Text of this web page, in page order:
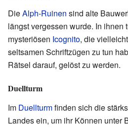
DieAlph-Ruinen sind alte
längst vergessen wurde. In ihnen
mysteriösen Icognito, die
seltsamen Schriftzügen zu tun
Rätsel darauf, gelöst zu werden.
Duellturm
Im Duellturmfinden sich die
Landes ein, um ihr Können unter